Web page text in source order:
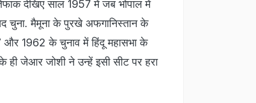
देखिए साल 1957 में जब भोपाल में
चुना. मैमूना के पुरखे अफगानिस्तान के
1962 के चुनाव में हिंदू महासभा के
के ही जेआर जोशी ने उन्हें इसी सीट पर हरा